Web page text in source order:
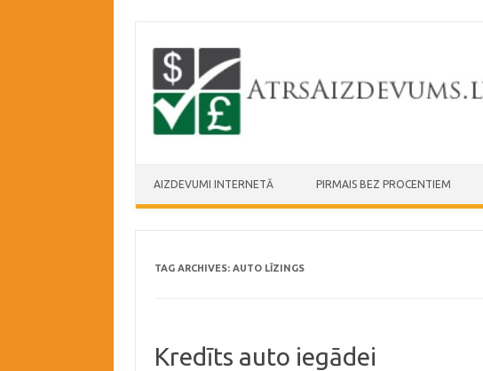
AIZDEVUMI INTERNETĀ PIRMAIS BEZ PROCENTIEM
TAG ARCHIVES: AUTO LĪZINGS
Kredīts auto iegādei